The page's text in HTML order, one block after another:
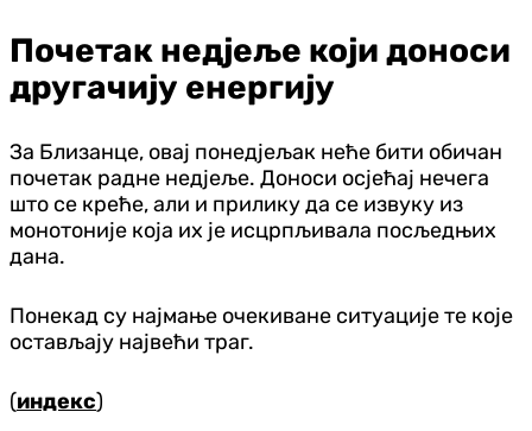
Почетак недјеље који доноси
другачију енергију
За Близанце, овај понедјељак неће бити обичан
почетак радне недјеље. Доноси осјећај нечега
што се креће, али и прилику да се извуку из
монотоније која их је исцрпљивала посљедњих
дана.
Понекад су најмање очекиване ситуације те које
остављају највећи траг.
(индекс)